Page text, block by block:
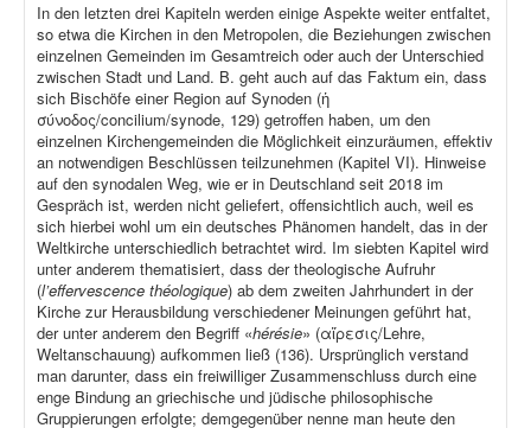
In den letzten drei Kapiteln werden einige Aspekte weiter entfaltet,
so etwa die Kirchen in den Metropolen, die Beziehungen zwischen
einzelnen Gemeinden im Gesamtreich oder auch der Unterschied
zwischen Stadt und Land. B. geht auch auf das Faktum ein, dass
sich Bischöfe einer Region auf Synoden (ἡ
σύνοδος/concilium/synode, 129) getroffen haben, um den
einzelnen Kirchengemeinden die Möglichkeit einzuräumen, effektiv
an notwendigen Beschlüssen teilzunehmen (Kapitel VI). Hinweise
auf den synodalen Weg, wie er in Deutschland seit 2018 im
Gespräch ist, werden nicht geliefert, offensichtlich auch, weil es
sich hierbei wohl um ein deutsches Phänomen handelt, das in der
Weltkirche unterschiedlich betrachtet wird. Im siebten Kapitel wird
unter anderem thematisiert, dass der theologische Aufruhr
(l’effervescence théologique) ab dem zweiten Jahrhundert in der
Kirche zur Herausbildung verschiedener Meinungen geführt hat,
der unter anderem den Begriff «hérésie» (αἵρεσις/Lehre,
Weltanschauung) aufkommen ließ (136). Ursprünglich verstand
man darunter, dass ein freiwilliger Zusammenschluss durch eine
enge Bindung an griechische und jüdische philosophische
Gruppierungen erfolgte; demgegenüber nenne man heute den